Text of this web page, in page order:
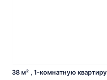
38 м² , 1-комнатную квартиру